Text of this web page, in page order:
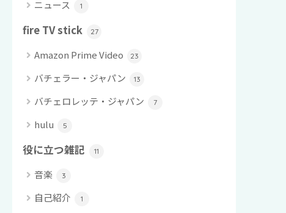
ニュース 1
fire TV stick 27
Amazon Prime Video 23
バチェラー・ジャパン 13
バチェロレッテ・ジャパン 7
hulu 5
役に立つ雑記 11
音楽 3
自己紹介 1